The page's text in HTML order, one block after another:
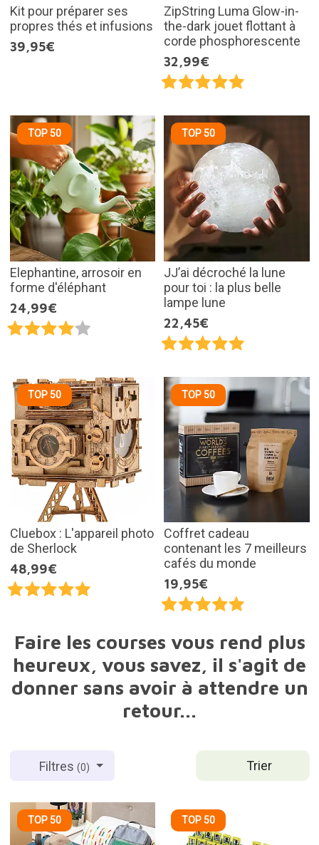
Kit pour préparer ses
propres thés et infusions
39,95€
ZipString Luma Glow-in-
the-dark jouet flottant à
corde phosphorescente
32,99€
TOP 50
Elephantine, arrosoir en
forme d'éléphant
24,99€
TOP 50
JJ’ai décroché la lune
pour toi : la plus belle
lampe lune
22,45€
TOP 50
Cluebox : L'appareil photo
de Sherlock
48,99€
TOP 50
Coffret cadeau
contenant les 7 meilleurs
cafés du monde
19,95€
Faire les courses vous rend plus
heureux, vous savez, il s'agit de
donner sans avoir à attendre un
retour...
Trier
Filtres(0)
TOP 50 TOP 50